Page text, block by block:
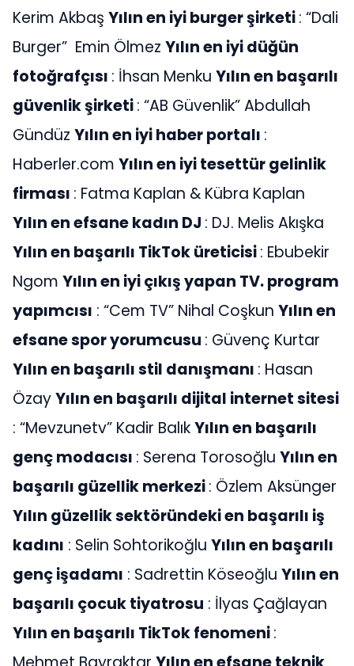
Kerim Akbaş Yılın en iyi burger şirketi: “Dali
Burger” Emin Ölmez Yılın en iyi düğün
fotoğrafçısı : İhsan Menku Yılın en başarılı
güvenlik şirketi: “AB Güvenlik” Abdullah
Gündüz Yılın en iyi haber portalı :
Haberler.com Yılın en iyi tesettür gelinlik
firması : Fatma Kaplan & Kübra Kaplan
Yılın en efsane kadın DJ : DJ. Melis Akışka
Yılın en başarılı TikTok üreticisi: Ebubekir
Ngom Yılın en iyi çıkış yapan TV. program
yapımcısı : “Cem TV” Nihal Coşkun Yılın en
efsane spor yorumcusu : Güvenç Kurtar
Yılın en başarılı stil danışmanı : Hasan
ÖzayYılın en başarılı dijital internet sitesi
: “Mevzunetv” Kadir BalıkYılın en başarılı
genç modacısı : Serena Torosoğlu Yılın en
başarılı güzellik merkezi: Özlem Aksünger
Yılın güzellik sektöründeki en başarılı iş
kadını : Selin Sohtorikoğlu Yılın en başarılı
genç işadamı : Sadrettin Köseoğlu Yılın en
başarılı çocuk tiyatrosu : İlyas Çağlayan
Yılın en başarılı TikTok fenomeni: